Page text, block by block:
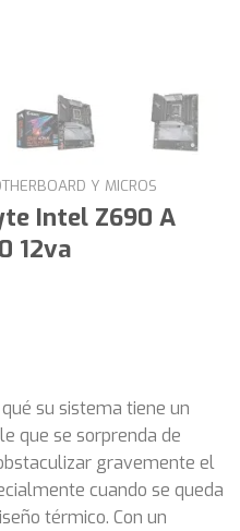
Y MICROS
Intel Z690 A
12va
su sistema tiene un
que se sorprenda de
gravemente el
cuando se queda
térmico. Con un